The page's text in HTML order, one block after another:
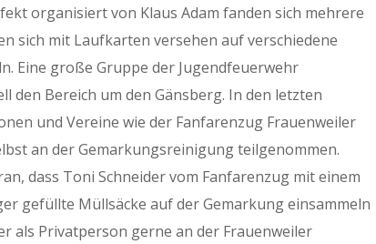
organisiert von Klaus Adam fanden sich mehrere
sich mit Laufkarten versehen auf verschiedene
Eine große Gruppe der Jugendfeuerwehr
den Bereich um den Gänsberg. In den letzten
und Vereine wie der Fanfarenzug Frauenweiler
an der Gemarkungsreinigung teilgenommen.
dass Toni Schneider vom Fanfarenzug mit einem
gefüllte Müllsäcke auf der Gemarkung einsammeln
als Privatperson gerne an der Frauenweiler